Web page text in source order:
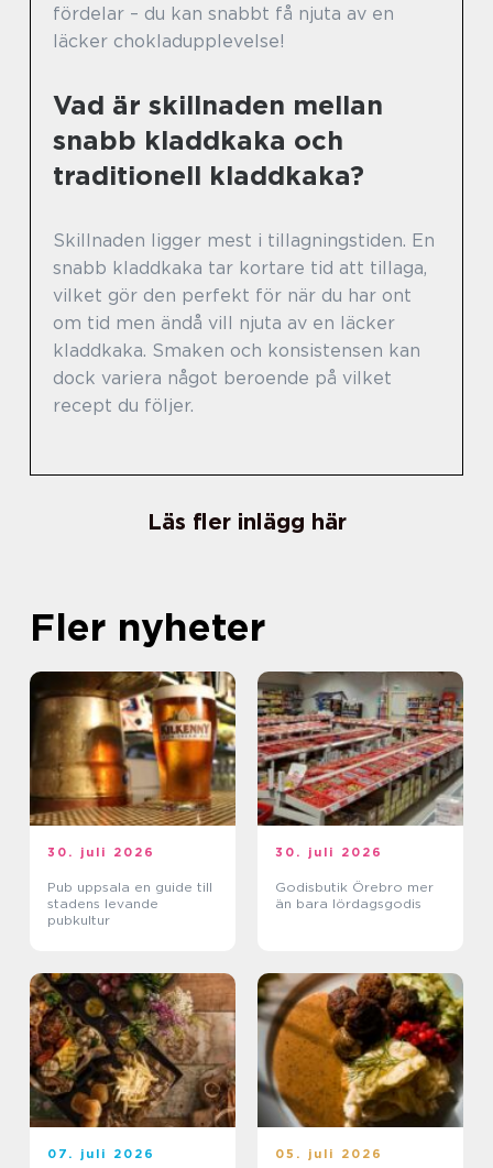
fördelar – du kan snabbt få njuta av en
läcker chokladupplevelse!
Vad är skillnaden mellan
snabb kladdkaka och
traditionell kladdkaka?
Skillnaden ligger mest i tillagningstiden. En
snabb kladdkaka tar kortare tid att tillaga,
vilket gör den perfekt för när du har ont
om tid men ändå vill njuta av en läcker
kladdkaka. Smaken och konsistensen kan
dock variera något beroende på vilket
recept du följer.
Läs fler inlägg här
Fler nyheter
30. juli 2026
Pub uppsala en guide till
stadens levande
pubkultur
30. juli 2026
Godisbutik Örebro mer
än bara lördagsgodis
07. juli 2026 05. juli 2026